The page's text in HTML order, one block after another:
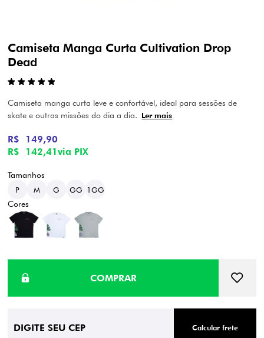
Camiseta Manga Curta Cultivation Drop
Dead
Camiseta manga curta leve e confortável, ideal para sessões de
skate e outras missões do dia a dia. Ler mais
R$ 142,41via PIX
R$ 149,90
P M G GG 1GG
Calcular frete